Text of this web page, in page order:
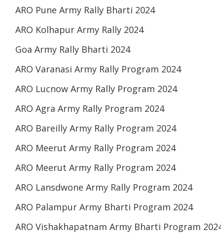
ARO Pune Army Rally Bharti 2024
ARO Kolhapur Army Rally 2024
Goa Army Rally Bharti 2024
ARO Varanasi Army Rally Program 2024
ARO Lucnow Army Rally Program 2024
ARO Agra Army Rally Program 2024
ARO Bareilly Army Rally Program 2024
ARO Meerut Army Rally Program 2024
ARO Meerut Army Rally Program 2024
ARO Lansdwone Army Rally Program 2024
ARO Palampur Army Bharti Program 2024
ARO Vishakhapatnam Army Bharti Program